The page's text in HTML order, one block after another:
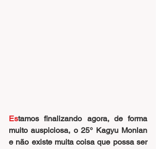
Estamos finalizando agora, de forma
muito auspiciosa, o 25° Kagyu Monlan
e não existe muita coisa que possa ser